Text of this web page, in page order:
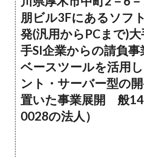
朋ビル3Fにあるソフ
発(汎用からPCまで)
手SI企業からの請負事
ベースツールを活用
ント・サーバー型の
置いた事業展開 般14
0028の法人）